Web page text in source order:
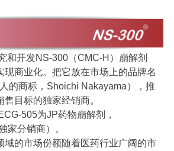
和开发NS-300（CMC-H ）崩解剂
现商业化。把它放在市场上的品牌名
的商标， Shoichi Nakayama），推
目标的独家经销商。
505为JP药物崩解剂，
家分销商）。
域的市场份额随着医药行业广阔的市